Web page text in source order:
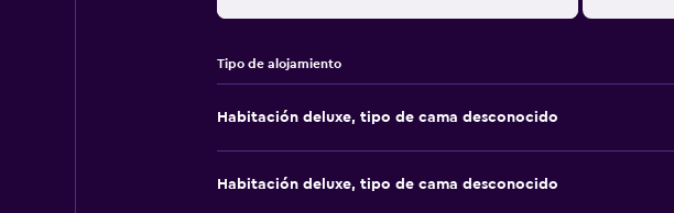
Tipo de alojamiento
Habitación deluxe, tipo de cama desconocido
Habitación deluxe, tipo de cama desconocido